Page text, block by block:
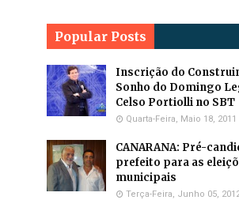
Popular Posts
Inscrição do
Sonho do Domingo
Celso Portiolli no SBT
Quarta-Feira, Maio 18, 2011
CANARANA: Pré-
prefeito para as
municipais
Terça-Feira, Junho 05,